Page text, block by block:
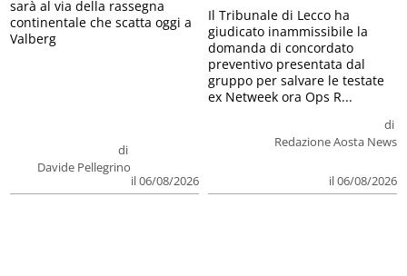
di
Davide Pellegrino
il 06/08/2026
sarà al via della rassegna
continentale che scatta oggi a
Valberg
di
Redazione Aosta News
il 06/08/2026
Il Tribunale di Lecco ha
giudicato inammissibile la
domanda di concordato
preventivo presentata dal
gruppo per salvare le testate
ex Netweek ora Ops R...